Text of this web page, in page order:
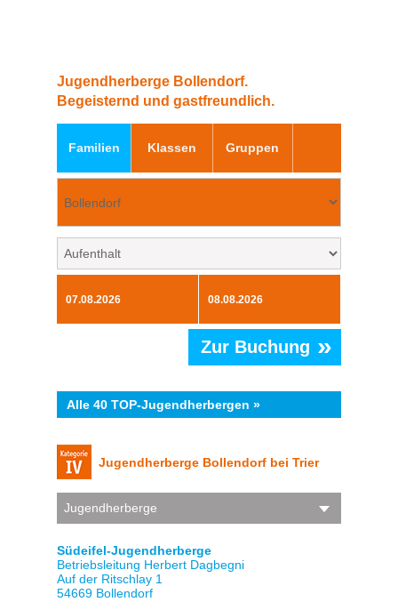
Jugendherberge Bollendorf.
Begeisternd und gastfreundlich.
Familien Klassen Gruppen
Zur Buchung »
Alle 40 TOP-Jugendherbergen »
Jugendherberge Bollendorf bei Trier
Jugendherberge
Südeifel-Jugendherberge
Betriebsleitung Herbert Dagbegni
Auf der Ritschlay 1
54669 Bollendorf